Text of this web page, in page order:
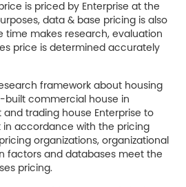
is priced by Enterprise at the
data & base pricing is also
time makes research, evaluation
price is determined accurately
framework about housing
built commercial house in
trading house Enterprise to
accordance with the pricing
organizations, organizational
factors and databases meet the
pricing.